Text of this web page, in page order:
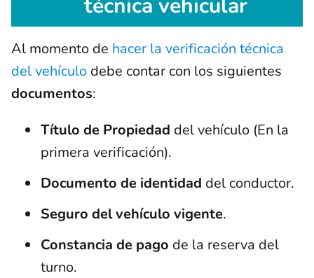
técnica vehicular
Al momento de hacer la verificación técnica
del vehículo debe contar con los siguientes
documentos:
Título de Propiedad del vehículo (En la
primera verificación).
Documento de identidad del conductor.
Seguro del vehículo vigente.
Constancia de pago de la reserva del
turno.